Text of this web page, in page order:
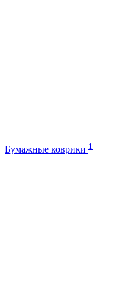
Бумажные коврики 1